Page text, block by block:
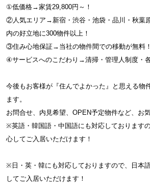
①低価格→家賃29,800円～！
②人気エリア→新宿・渋谷・池袋・品川・秋葉
内の好立地に300物件以上！
③住み心地保証→当社の物件間での移動が無料！
④サービスへのこだわり→清掃・管理人制度・
今後もお客様が『住んでよかった』と思える物
ます。
お問合せ、内見希望、OPEN予定物件など、お
※英語・韓国語・中国語にも対応しております
心してご入居いただけます！
※日・英・韓にも対応しておりますので、日本
してご入居いただけます！